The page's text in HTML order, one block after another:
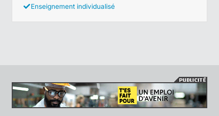
Enseignement individualisé